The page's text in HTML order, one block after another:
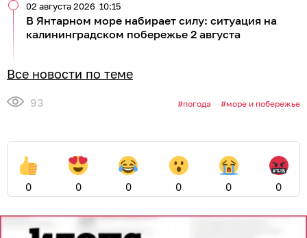
В Янтарном море набирает силу: ситуация на
калининградском побережье 2 августа
02 августа 2026 10:15
Все новости по теме
93 погода море и побережье
0 0 0 0 0 0